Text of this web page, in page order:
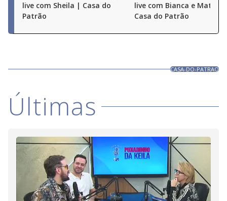
live com Sheila | Casa do
Patrão
live com Bianca e
Casa do Patrão
CASA-DO-PATRAO
Últimas